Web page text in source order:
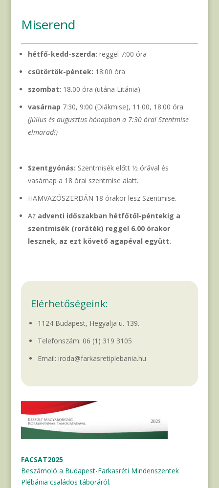
Miserend
hétfő-kedd-szerda: reggel 7:00 óra
csütörtök-péntek: 18:00 óra
szombat: 18.00 óra (utána Litánia)
vasárnap 7:30, 9:00 (Diákmise), 11:00, 18:00 óra
(Július és augusztus hónapban a 7:30 órai Szentmise
elmarad!)
Szentgyónás: Szentmisék előtt 1⁄2 órával és
vasárnap a 18 órai szentmise alatt.
HAMVAZÓSZERDÁN 18 órakor lesz Szentmise.
Az adventi időszakban hétfőtől-péntekig a
szentmisék (roráték) reggel 6.00 órakor
lesznek, az ezt követő agapéval együtt.
Elérhetőségeink:
1124 Budapest, Hegyalja u. 139.
Telefonszám: 06 (1) 319 3105
Email: iroda@farkasretiplebania.hu
FACSAT2025
Beszámoló a Budapest-Farkasréti Mindenszentek
Plébánia családos táboráról.